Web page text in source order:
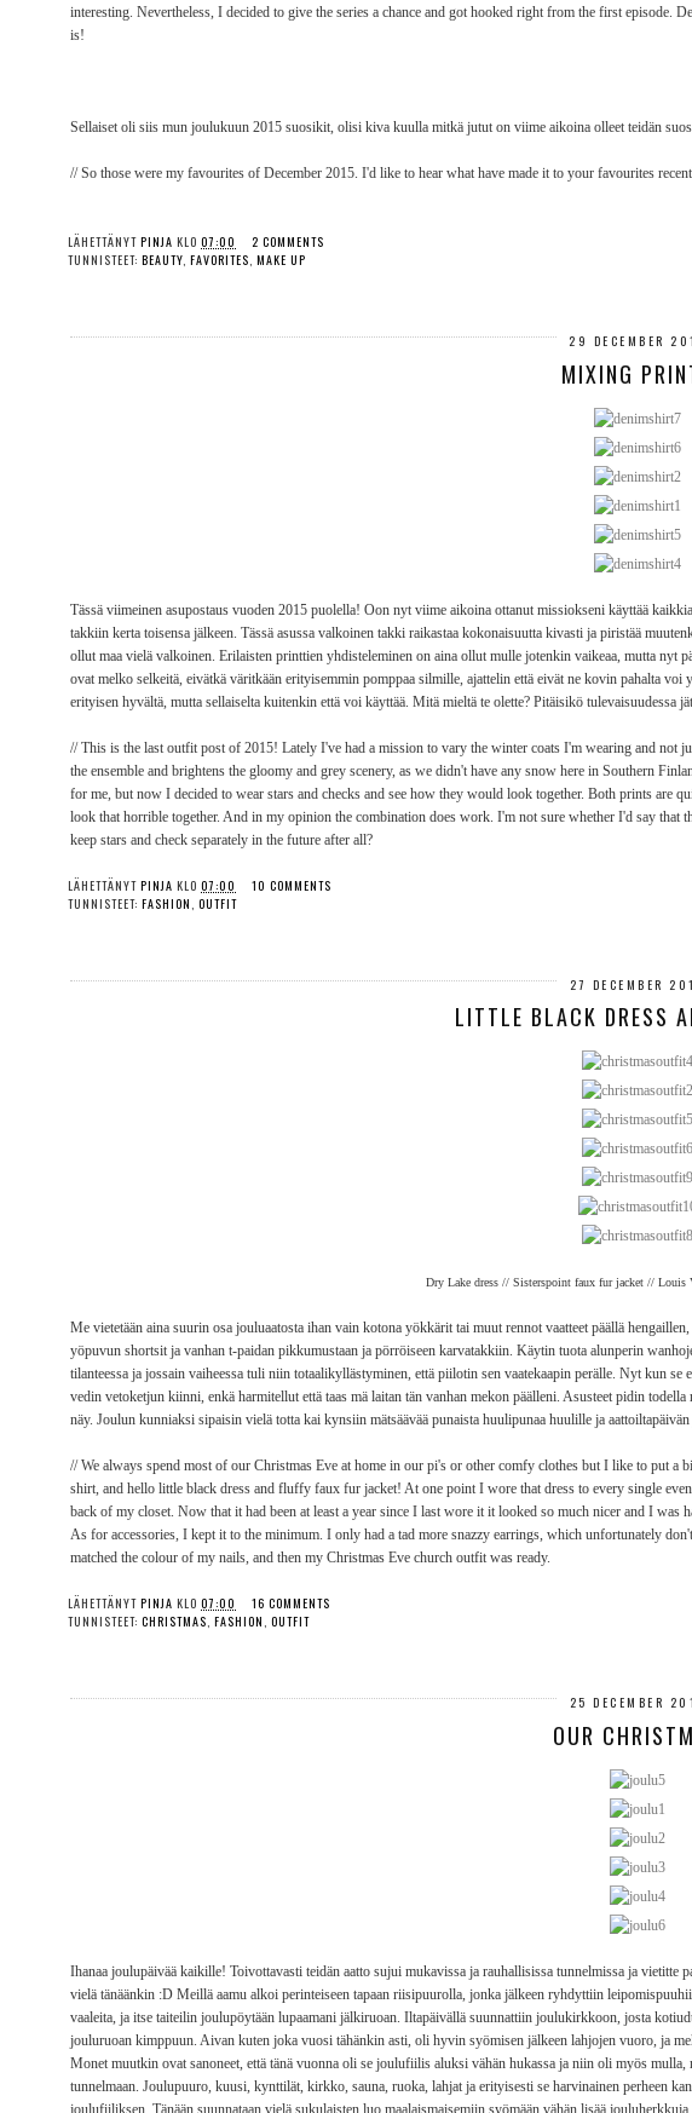
interesting. Nevertheless, I decided to give the series a chance and got hooked right from the first
is!
Sellaiset oli siis mun joulukuun 2015 suosikit, olisi kiva kuulla mitkä jutut on viime aikoina olleet teidän
// So those were my favourites of December 2015. I'd like to hear what have made it to your favourites
LÄHETTÄNYT PINJA KLO 07:00
2 COMMENTS
TUNNISTEET: BEAUTY, FAVORITES, MAKE UP
29 DECEMBER
MIXING
Tässä viimeinen asupostaus vuoden 2015 puolella! Oon nyt viime aikoina ottanut missiokseni käyttää
takkiin kerta toisensa jälkeen. Tässä asussa valkoinen takki raikastaa kokonaisuutta kivasti ja piristää
ollut maa vielä valkoinen. Erilaisten printtien yhdisteleminen on aina ollut mulle jotenkin vaikeaa, mutta
ovat melko selkeitä, eivätkä väritkään erityisemmin pomppaa silmille, ajattelin että eivät ne kovin pahalta
erityisen hyvältä, mutta sellaiselta kuitenkin että voi käyttää. Mitä mieltä te olette? Pitäisikö tulevaisuudessa
// This is the last outfit post of 2015! Lately I've had a mission to vary the winter coats I'm wearing and not
the ensemble and brightens the gloomy and grey scenery, as we didn't have any snow here in Southern
for me, but now I decided to wear stars and checks and see how they would look together. Both prints are
look that horrible together. And in my opinion the combination does work. I'm not sure whether I'd say that
keep stars and check separately in the future after all?
LÄHETTÄNYT PINJA KLO 07:00
10 COMMENTS
TUNNISTEET: FASHION OUTFIT
27 DECEMBER
LITTLE BLACK DRESS
Dry Lake dress // Sisterspoint faux fur jacket //
Me vietetään aina suurin osa jouluaatosta ihan vain kotona yökkärit tai muut rennot vaatteet päällä
yöpuvun shortsit ja vanhan t-paidan pikkumustaan ja pörröiseen karvatakkiin. Käytin tuota alunperin
tilanteessa ja jossain vaiheessa tuli niin totaalikyllästyminen, että piilotin sen vaatekaapin perälle. Nyt kun
vedin vetoketjun kiinni, enkä harmitellut että taas mä laitan tän vanhan mekon päälleni. Asusteet pidin
näy. Joulun kunniaksi sipaisin vielä totta kai kynsiin mätsäävää punaista huulipunaa huulille ja
// We always spend most of our Christmas Eve at home in our pi's or other comfy clothes but I like to put
shirt, and hello little black dress and fluffy faux fur jacket! At one point I wore that dress to every single
back of my closet. Now that it had been at least a year since I last wore it it looked so much nicer and I
As for accessories, I kept it to the minimum. I only had a tad more snazzy earrings, which unfortunately
matched the colour of my nails, and then my Christmas Eve church outfit was ready.
LÄHETTÄNYT PINJA KLO 07:00
16 COMMENTS
TUNNISTEET: CHRISTMAS, FASHION , OUTFIT
25 DECEMBER
OUR
Ihanaa joulupäivää kaikille! Toivottavasti teidän aatto sujui mukavissa ja rauhallisissa tunnelmissa ja
vielä tänäänkin :D Meillä aamu alkoi perinteiseen tapaan riisipuurolla, jonka jälkeen ryhdyttiin
vaaleita, ja itse taiteilin joulupöytään lupaamani jälkiruoan. Iltapäivällä suunnattiin joulukirkkoon, josta
jouluruoan kimppuun. Aivan kuten joka vuosi tähänkin asti, oli hyvin syömisen jälkeen lahjojen vuoro, ja
Monet muutkin ovat sanoneet, että tänä vuonna oli se joulufiilis aluksi vähän hukassa ja niin oli myös
tunnelmaan. Joulupuuro, kuusi, kynttilät, kirkko, sauna, ruoka, lahjat ja erityisesti se harvinainen perheen
joulufiiliksen. Tänään suunnataan vielä sukulaisten luo maalaismaisemiin syömään vähän lisää